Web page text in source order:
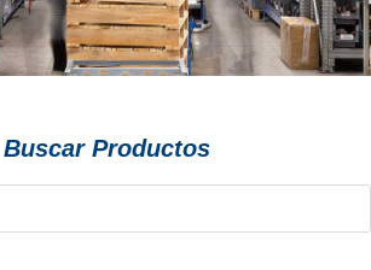
Buscar Productos